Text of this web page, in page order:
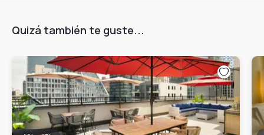
Quizá también te guste...